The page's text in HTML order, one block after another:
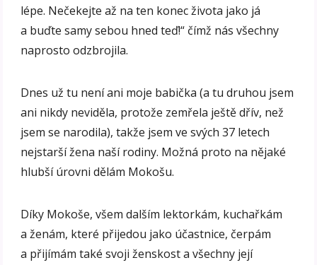
lépe. Nečekejte až na ten konec života jako já
a buďte samy sebou hned teď!“ čímž nás všechny
naprosto odzbrojila.
Dnes už tu není ani moje babička (a tu druhou jsem
ani nikdy neviděla, protože zemřela ještě dřív, než
jsem se narodila), takže jsem ve svých 37 letech
nejstarší žena naší rodiny. Možná proto na nějaké
hlubší úrovni dělám Mokošu.
Díky Mokoše, všem dalším lektorkám, kuchařkám
a ženám, které přijedou jako účastnice, čerpám
a přijímám také svoji ženskost a všechny její